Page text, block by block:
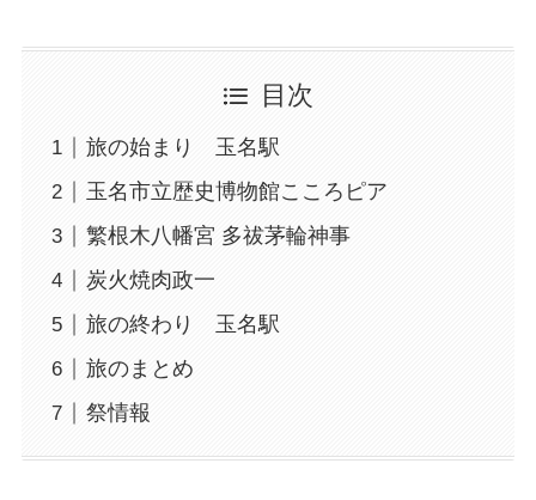
目次
旅の始まり 玉名駅
玉名市立歴史博物館こころピア
繁根木八幡宮 多祓茅輪神事
炭火焼肉政一
旅の終わり 玉名駅
旅のまとめ
祭情報